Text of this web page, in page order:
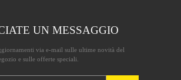
UN MESSAGGIO
via e-mail sulle ultime novità del
e sulle offerte speciali.